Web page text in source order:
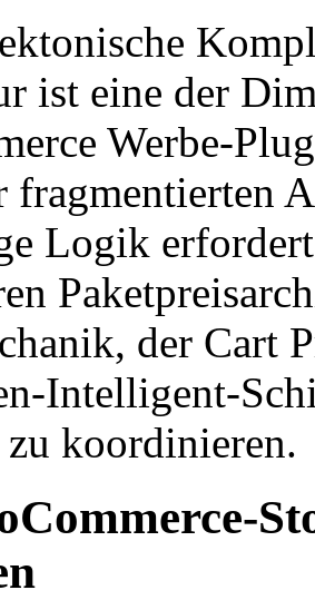
ist eine der
Werbe-
fragmentierten
Logik
der Cart
Intelligent-
koordinieren.